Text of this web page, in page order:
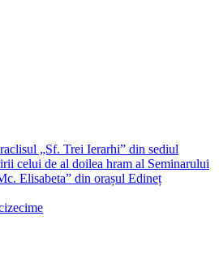
„Sf. Trei Ierarhi” din sediul
celui de al doilea hram al Seminarului
Elisabeta” din orașul Edineț